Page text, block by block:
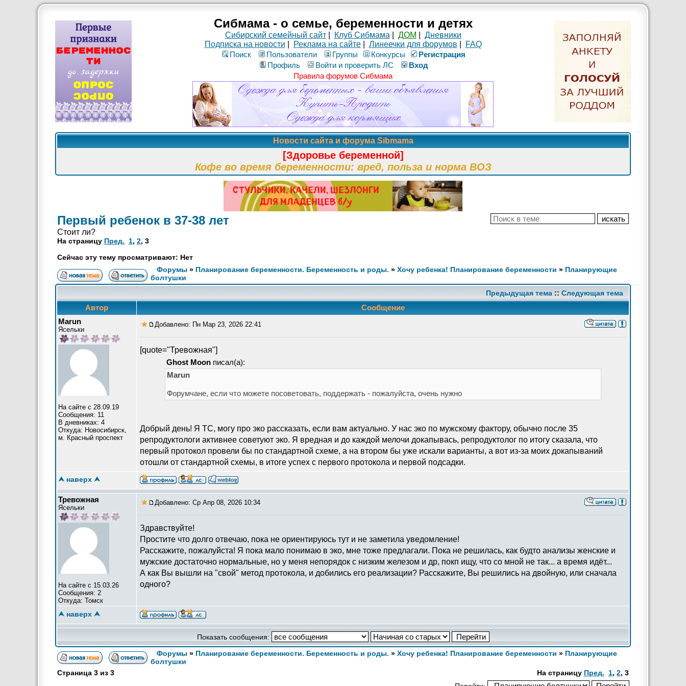
Сибмама - о семье, беременности и детях
Сибирский семейный сайт| Клуб Сибмама ДОМ
Дневники
Подписка на новости
Реклама на сайте| Линеечки для форумов
FAQ
Поиск
Пользователи Группы Конкурсы
Рeгиcтpaция
Профиль
Войти и проверить ЛС
Вход
Правила форумов Сибмама
Новости сайта и форума Sibmama
[Здоровье беременной]
Кофе во время беременности: вред, польза и норма ВОЗ
Первый ребенок в 37-38 лет
Стоит ли?
На страницу Пред. 1, 2, 3
Сейчас эту тему просматривают: Нет
Форумы » Планирование беременности. Беременность и роды. » Хочу ребенка! Планирование беременности » Планирующие
болтушки
Предыдущая тема :: Следующая тема
Автор
Сообщение
Marun
Ясельки
На сайте с 28.09.19
Сообщения: 11
В дневниках: 4
Откуда: Новосибирск,
м. Красный проспект
Добавлено: Пн Мар 23, 2026 22:41
[quote="Тревожная"]
Ghost Moon писал(а):
Marun
Форумчане, если что можете посоветовать, поддержать - пожалуйста, очень нужно
Добрый день! Я ТС, могу про эко рассказать, если вам актуально. У нас эко по мужскому фактору, обычно после 35
репродуктологи активнее советуют эко. Я вредная и до каждой мелочи докапывась, репродуктолог по итогу сказала, что
первый протокол провели бы по стандартной схеме, а на втором бы уже искали варианты, а вот из-за моих докапываний
отошли от стандартной схемы, в итоге успех с первого протокола и первой подсадки.
⮝ наверх ⮝
Тревожная
Ясельки
На сайте с 15.03.26
Сообщения: 2
Откуда: Томск
Добавлено: Ср Апр 08, 2026 10:34
Здравствуйте!
Простите что долго отвечаю, пока не ориентируюсь тут и не заметила уведомление!
Расскажите, пожалуйста! Я пока мало понимаю в эко, мне тоже предлагали. Пока не решилась, как будто анализы женские и
мужские достаточно нормальные, но у меня непорядок с низким железом и др, покп ищу, что со мной не так... а время идёт...
А как Вы вышли на "свой" метод протокола, и добились его реализации? Расскажите, Вы решились на двойную, или сначала
одного?
⮝ наверх ⮝
Показать сообщения:
Форумы » Планирование беременности. Беременность и роды. » Хочу ребенка! Планирование беременности » Планирующие
болтушки
Страница 3 из 3 На страницу Пред. 1, 2, 3